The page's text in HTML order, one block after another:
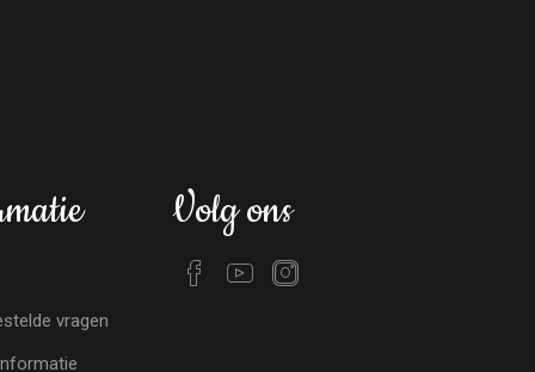
vragen
Volg ons